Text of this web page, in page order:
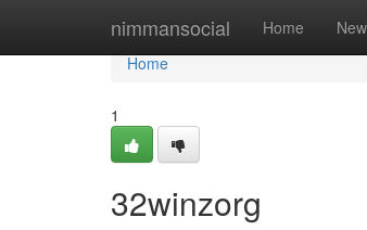
nimmansocial Home New
Home
Home
1
32winzorg